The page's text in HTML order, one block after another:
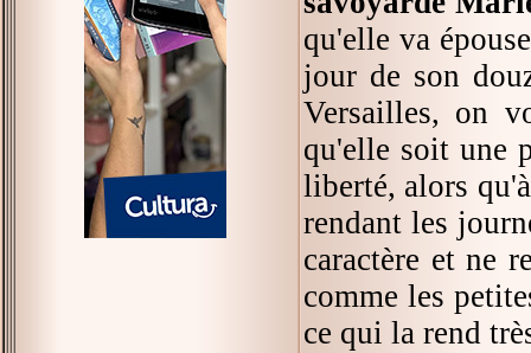
qu'elle va
jour de son
Versailles, on
qu'elle soit une
liberté, alors
rendant les
caractère et ne
comme les
ce qui la rend